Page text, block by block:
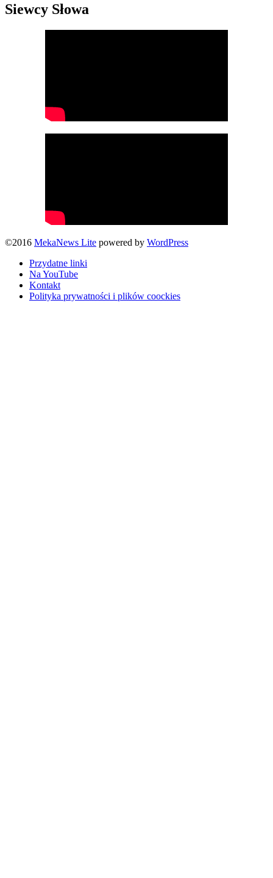
Siewcy Słowa
©2016 MekaNews Lite powered by WordPress
Przydatne linki
Na YouTube
Kontakt
Polityka prywatności i plików coockies